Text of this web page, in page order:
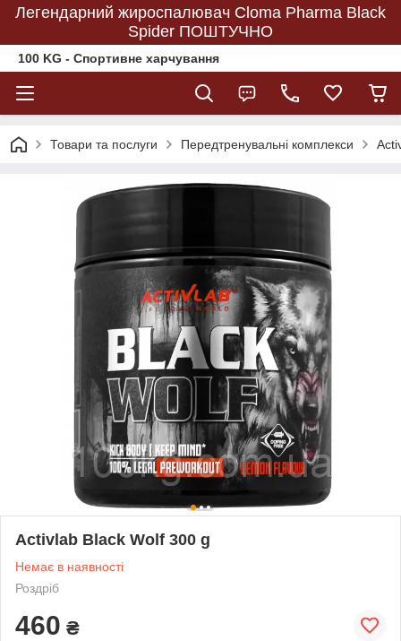
Легендарний жироспалювач Cloma Pharma Black
Spider ПОШТУЧНО
100 KG - Спортивне харчування
Товари та послуги Передтренувальні комплекси
Activlab Black Wolf 300 g
Немає в наявності
Роздріб
460 ₴